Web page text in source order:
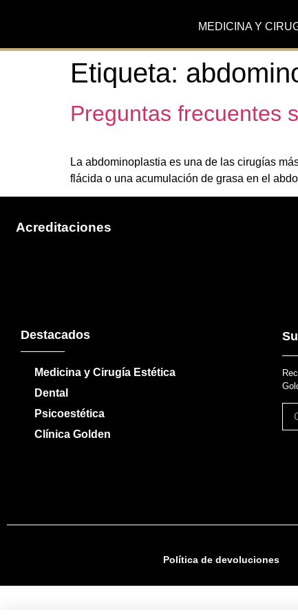
MEDICINA Y
Etiqueta:
Preguntas frecuentes
La abdominoplastia es una de las cirugías
flácida o una acumulación de grasa en el
Acreditaciones
Destacados
Medicina y Cirugía Estética
Dental
Psicoestética
Clínica Golden
Política de devoluciones